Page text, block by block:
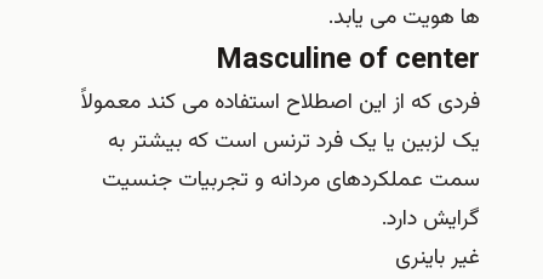
ها هویت می‌ یابد.
Masculine of center
فردی که از این اصطلاح استفاده می کند معمولاً
یک لزبین یا یک فرد ترنس است که بیشتر به
سمت عملکردهای مردانه و تجربیات جنسیت
گرایش دارد.
غیر باینری